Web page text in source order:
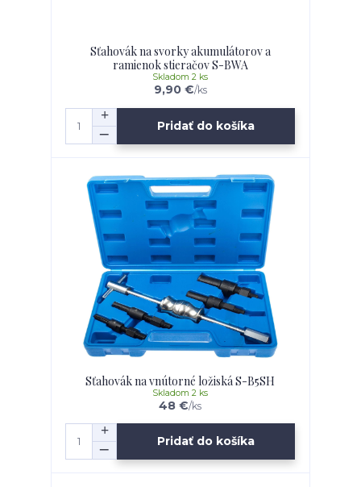
Sťahovák na svorky akumulátorov a
ramienok stieračov S-BWA
9,90 €/ks
Skladom 2 ks
Pridať do košíka
Sťahovák na vnútorné ložiská S-B5SH
48 €/ks
Skladom 2 ks
Pridať do košíka